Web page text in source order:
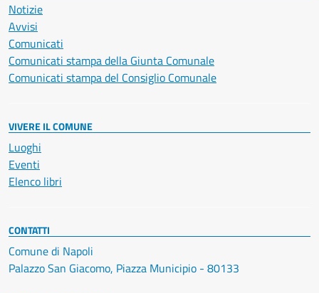
Notizie
Avvisi
Comunicati
Comunicati stampa della Giunta Comunale
Comunicati stampa del Consiglio Comunale
VIVERE IL COMUNE
Luoghi
Eventi
Elenco libri
CONTATTI
Comune di Napoli
Palazzo San Giacomo, Piazza Municipio - 80133